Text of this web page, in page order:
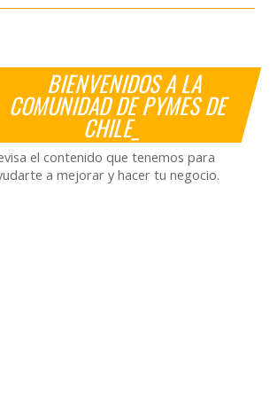
BIENVENIDOS A LA
COMUNIDAD DE PYMES DE
CHILE_
el contenido que tenemos para
a mejorar y hacer tu negocio.